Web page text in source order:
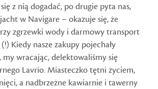
z nią dogadać, po drugie pyta nas,
w Navigare – okazuje się, że
zgrzewki wody i darmowy transport
Kiedy nasze zakupy pojechały
my wracając, delektowaliśmy się
Lavrio. Miasteczko tętni życiem,
a nadbrzeżne kawiarnie i tawerny